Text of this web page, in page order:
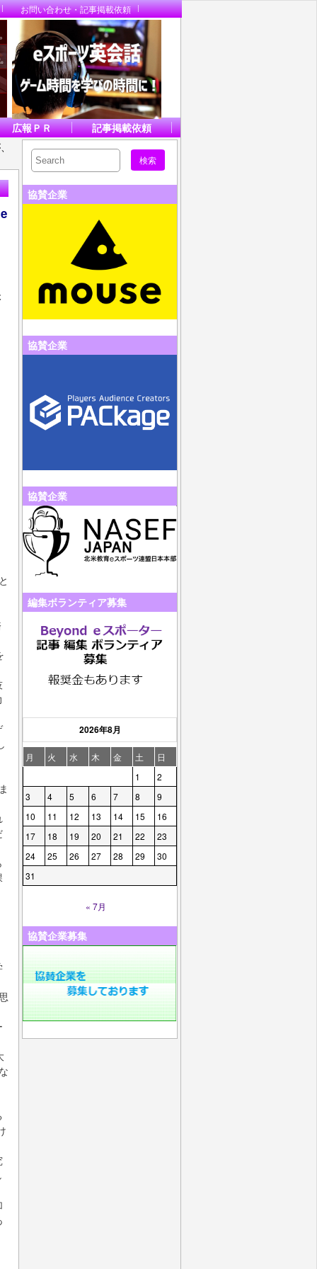
お問い合わせ・記事掲載依頼
広報ＰＲ
記事掲載依頼
協賛企業
協賛企業
協賛企業
編集ボランティア募集
2026年8月
月 火 水 木 金 土
日
1
2
3
4 5 6 7 8
9
10
11 12 13 14 15
16
17
18 19 20 21 22
23
24
25 26 27 28 29
30
31
« 7月
協賛企業募集